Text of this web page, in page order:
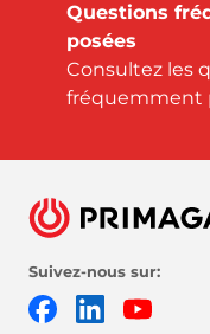
Questions
posées
Consultez les
fréquemment
Suivez-nous sur:
Facebook
LinkedIn